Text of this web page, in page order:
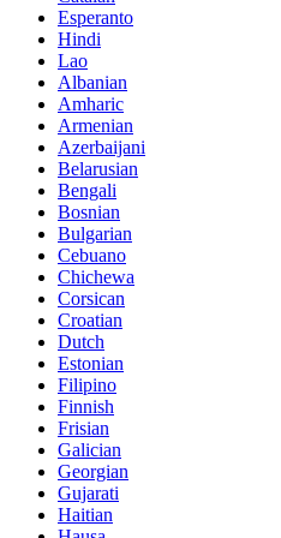
Esperanto
Hindi
Lao
Albanian
Amharic
Armenian
Azerbaijani
Belarusian
Bengali
Bosnian
Bulgarian
Cebuano
Chichewa
Corsican
Croatian
Dutch
Estonian
Filipino
Finnish
Frisian
Galician
Georgian
Gujarati
Haitian